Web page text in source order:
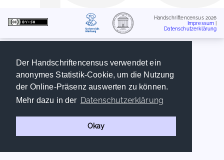
Der Handschriftencensus verwendet ein
anonymes Statistik-Cookie, um die Nutzung
der Online-Präsenz auswerten zu können.
Mehr dazu in der Datenschutzerklärung
Okay
Handschriftencensus 2026
Impressum
Datenschutzerklärung